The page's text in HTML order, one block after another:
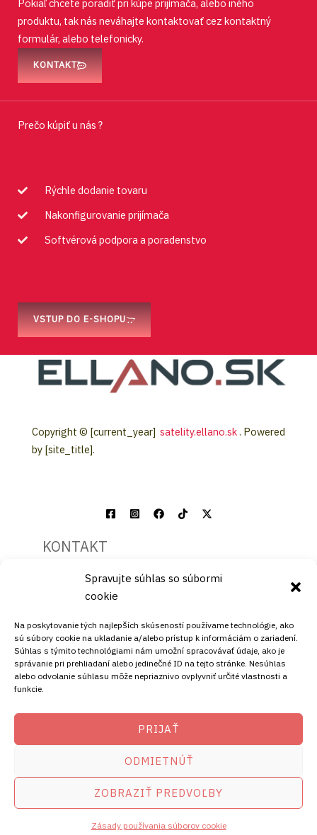
Spravujte súhlas so súbormi
cookie
Na poskytovanie tých najlepších skúseností používame technológie, ako
sú súbory cookie na ukladanie a/alebo prístup k informáciám o zariadení.
Súhlas s týmito technológiami nám umožní spracovávať údaje, ako je
správanie pri prehliadaní alebo jedinečné ID na tejto stránke. Nesúhlas
alebo odvolanie súhlasu môže nepriaznivo ovplyvniť určité vlastnosti a
funkcie.
PRIJAŤ
ODMIETNÚŤ
ZOBRAZIŤ PREDVOĽBY
Zásady používania súborov cookie
Pokiaľ chcete poradiť pri kúpe prijímača, alebo iného
produktu, tak nás neváhajte kontaktovať cez kontaktný
formulár, alebo telefonicky.
KONTAKT
Prečo kúpiť u nás ?
Rýchle dodanie tovaru
Nakonfigurovanie prijímača
Softvérová podpora a poradenstvo
VSTUP DO E-SHOPU
Copyright © [current_year] satelity.ellano.sk. Powered
by [site_title].
KONTAKT
+421911072878
+421908072878
ADRESA
Štiavnička 211/49
Copyright © 2026 satelity.ellano.skamikostb.sk